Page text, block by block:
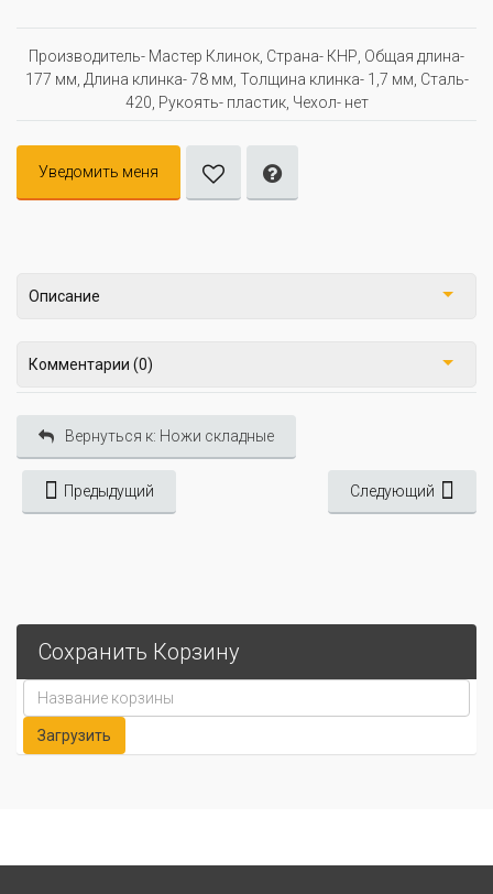
Производитель- Мастер Клинок, Страна- КНР, Oбщая длина-
177 мм, Длина клинка- 78 мм, Толщина клинка- 1,7 мм, Сталь-
420, Рукоять- пластик, Чехол- нет
Уведомить меня
Описание
Комментарии (0)
Вернуться к: Ножи складные
Предыдущий Следующий
Сохранить Корзину